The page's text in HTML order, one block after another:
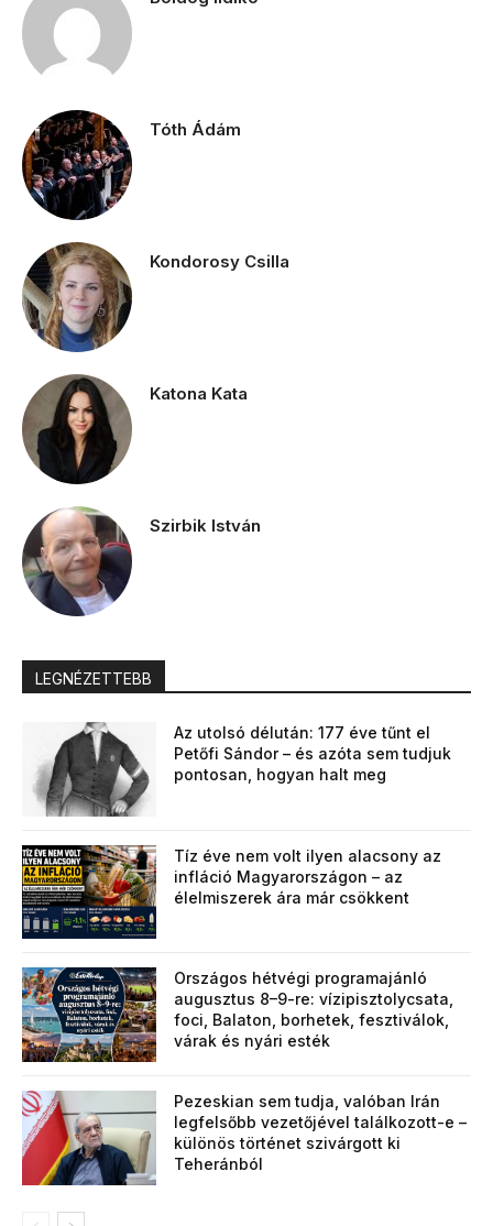
Tóth Ádám
Kondorosy Csilla
Katona Kata
Szirbik István
LEGNÉZETTEBB
Az utolsó délután: 177 éve tűnt el
Petőfi Sándor – és azóta sem tudjuk
pontosan, hogyan halt meg
Tíz éve nem volt ilyen alacsony az
infláció Magyarországon – az
élelmiszerek ára már csökkent
Országos hétvégi programajánló
augusztus 8–9-re: vízipisztolycsata,
foci, Balaton, borhetek, fesztiválok,
várak és nyári esték
Pezeskian sem tudja, valóban Irán
legfelsőbb vezetőjével találkozott-e –
különös történet szivárgott ki
Teheránból